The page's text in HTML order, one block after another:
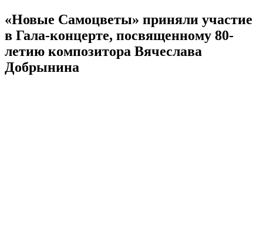
«Новые Самоцветы» приняли участие
в Гала-концерте, посвященному 80-
летию композитора Вячеслава
Добрынина